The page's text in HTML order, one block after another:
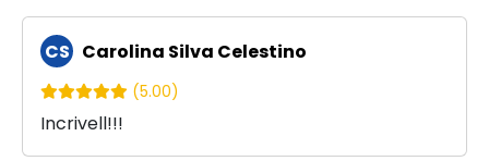
CS Carolina Silva Celestino
(5.00)
Incrivell!!!